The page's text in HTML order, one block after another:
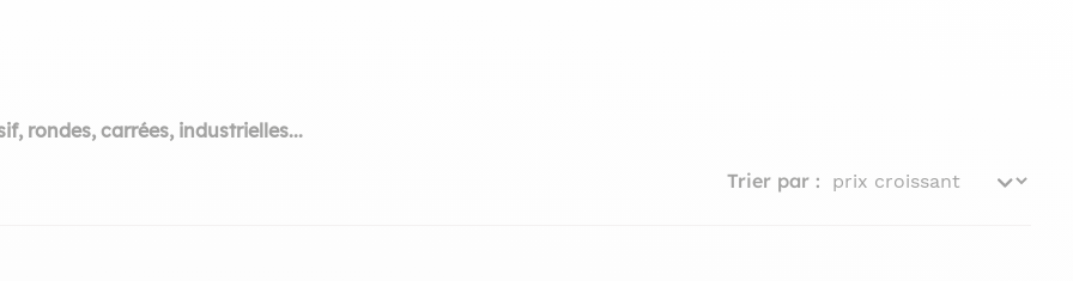
rondes, carrées, industrielles...
Trier par :